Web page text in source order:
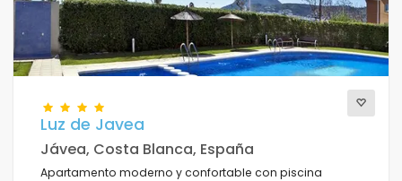
Vistas
Luz de Javea
Jávea, Costa Blanca, España
Apartamento moderno y confortable con piscina